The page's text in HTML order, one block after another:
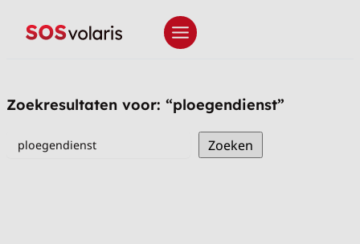
Zoekresultaten voor: “ploegendienst”
Zoeken Zoeken